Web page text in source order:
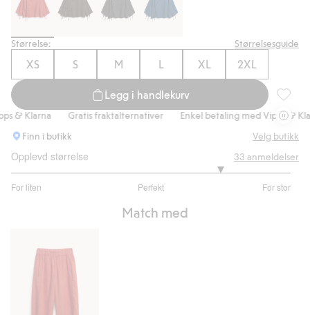
Størrelse: Størrelsesguide
XS S M L XL 2XL
Legg i handlekurv
Klarna Gratis fraktalternativer
Enkel betaling med Vipps & Klarna
Finn i butikk
Velg butikk
Opplevd størrelse
For liten Perfekt For stor
av
stemmer
33 anmeldelser
Match med